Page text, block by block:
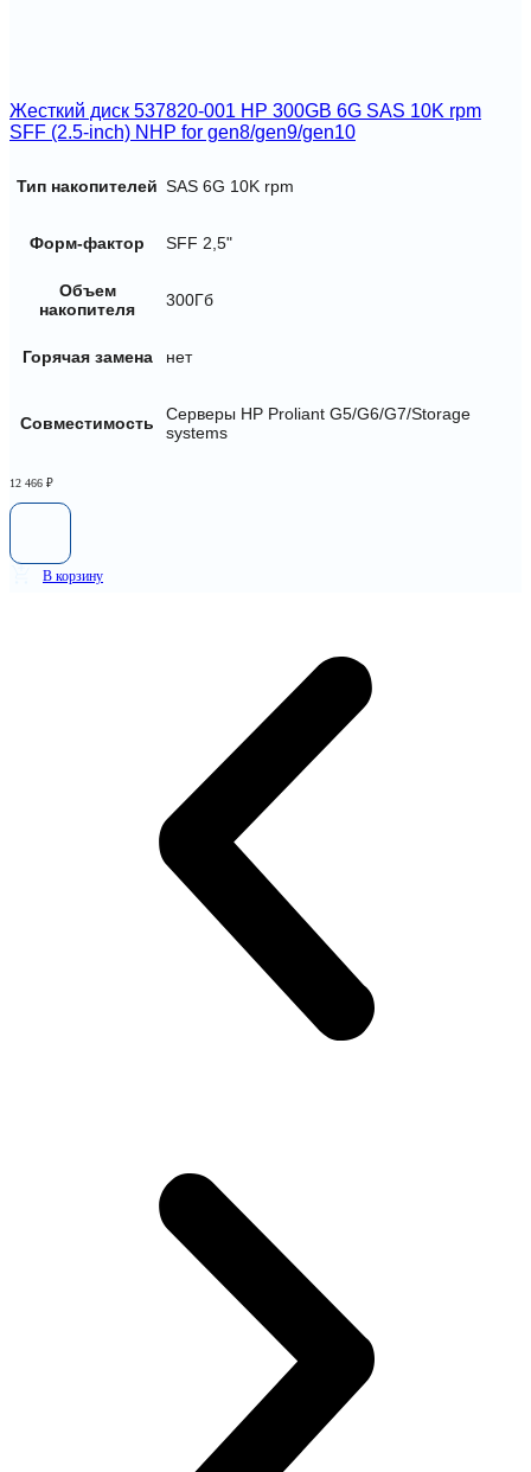
Жесткий диск 537820-001 HP 300GB 6G SAS 10K rpm
SFF (2.5-inch) NHP for gen8/gen9/gen10
Тип накопителей SAS 6G 10K rpm
Форм-фактор SFF 2,5"
Объем
накопителя
300Гб
Горячая замена нет
Совместимость
Серверы HP Proliant G5/G6/G7/Storage
systems
12 466 ₽
В корзину